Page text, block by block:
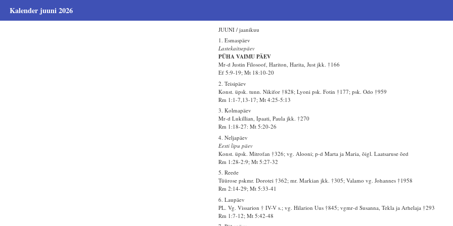
Kalender juuni 2026
JUUNI / jaanikuu
1. Esmaspäev
Lastekaitsepäev
PÜHA VAIMU PÄEV
Mr-d Justin Filosoof, Hariton, Harita, Just jkk. †166
Ef 5:9-19; Mt 18:10-20
2. Teisipäev
Konst. üpsk. tunn. Nikifor †828; Lyoni psk. Fotin †177; psk. Odo †959
Rm 1:1-7,13-17; Mt 4:25-5:13
3. Kolmapäev
Mr-d Lukillian, Ipaati, Paula jkk. †270
Rm 1:18-27: Mt 5:20-26
4. Neljapäev
Eesti lipu päev
Konst. üpsk. Mitrofan †326; vg. Alooni; p-d Marta ja Maria, õigl. Laatsaruse õed
Rm 1:28-2:9; Mt 5:27-32
5. Reede
Tüürose pskmr. Dorotei †362; mr. Markian jkk. †305; Valamo vg. Johannes †1958
Rm 2:14-29; Mt 5:33-41
6. Laupäev
PL. Vg. Vissarion † IV-V s.; vg. Hilarion Uus †845; vgmr-d Susanna, Tekla ja Arhelaja †293
Rm 1:7-12; Mt 5:42-48